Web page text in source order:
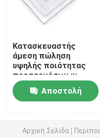
κοίλο φύλλο
Αποτυπωμένο σε
ζαρωμένο φύλλο
Κατασκευαστής
άμεση πώληση
υψηλής ποιότητας
προσαρμόσιμων
μεγεθών Διαφανές
πλαστικό φύλλο
Αποστολή
Αρχική Σελίδα